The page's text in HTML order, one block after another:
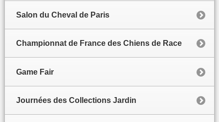
Salon du Cheval de Paris
Championnat de France des Chiens de Race
Game Fair
Journées des Collections Jardin